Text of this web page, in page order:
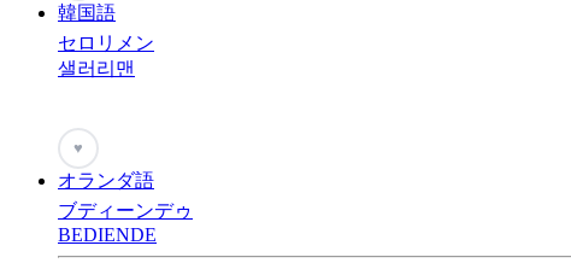
韓国語
セロリメン
샐러리맨
♥
オランダ語
ブディーンデゥ
BEDIENDE